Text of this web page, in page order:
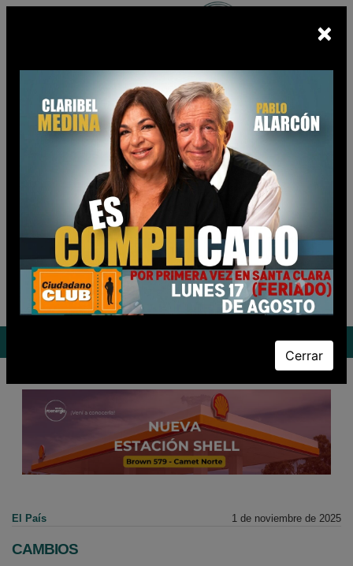
BUNKER FM
En vivo
Jueves 06 de Agosto de 2026 CIUDADANO CLUB
El País 1 de noviembre de 2025
CAMBIOS
×
Cerrar